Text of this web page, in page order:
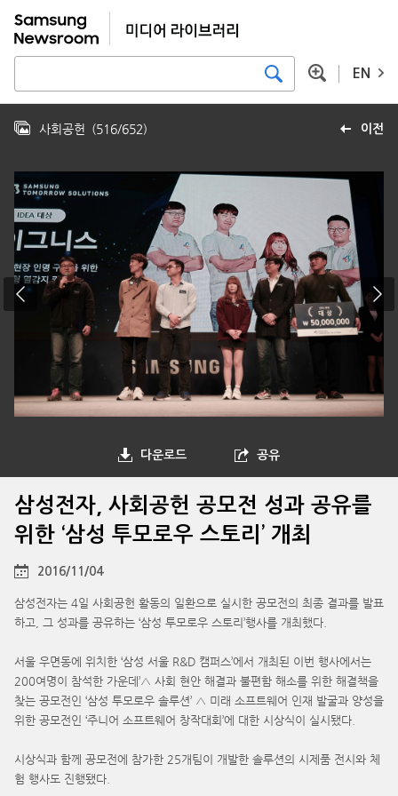
EN
이전
사회공헌 (516/652)
다운로드 공유
삼성전자, 사회공헌 공모전 성과 공유를
위한 ‘삼성 투모로우 스토리’ 개최
2016/11/04
삼성전자는 4일 사회공헌 활동의 일환으로 실시한 공모전의 최종 결과를 발표
하고, 그 성과를 공유하는 ‘삼성 투모로우 스토리’행사를 개최했다.
서울 우면동에 위치한 ‘삼성 서울 R&D 캠퍼스’에서 개최된 이번 행사에서는
200여명이 참석한 가운데’△ 사회 현안 해결과 불편함 해소를 위한 해결책을
찾는 공모전인 ‘삼성 투모로우 솔루션’ △ 미래 소프트웨어 인재 발굴과 양성을
위한 공모전인 ‘주니어 소프트웨어 창작대회’에 대한 시상식이 실시됐다.
시상식과 함께 공모전에 참가한 25개팀이 개발한 솔루션의 시제품 전시와 체
험 행사도 진행됐다.